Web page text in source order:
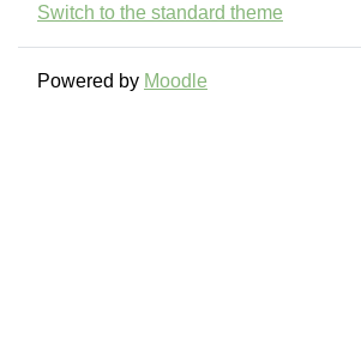
Switch to the standard theme
Powered by Moodle